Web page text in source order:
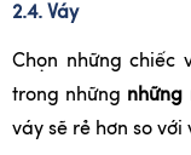
2.4. Váy
Chọn những chiếc
trong những những
váy sẽ rẻ hơn so